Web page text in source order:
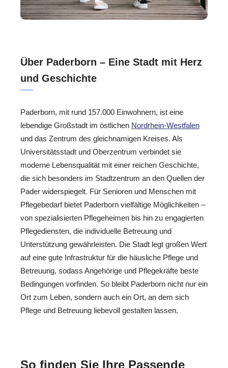
Über Paderborn – Eine Stadt mit Herz
und Geschichte
Paderborn, mit rund 157.000 Einwohnern, ist eine
lebendige Großstadt im östlichen Nordrhein-Westfalen
und das Zentrum des gleichnamigen Kreises. Als
Universitätsstadt und Oberzentrum verbindet sie
moderne Lebensqualität mit einer reichen Geschichte,
die sich besonders im Stadtzentrum an den Quellen der
Pader widerspiegelt. Für Senioren und Menschen mit
Pflegebedarf bietet Paderborn vielfältige Möglichkeiten –
von spezialisierten Pflegeheimen bis hin zu engagierten
Pflegediensten, die individuelle Betreuung und
Unterstützung gewährleisten. Die Stadt legt großen Wert
auf eine gute Infrastruktur für die häusliche Pflege und
Betreuung, sodass Angehörige und Pflegekräfte beste
Bedingungen vorfinden. So bleibt Paderborn nicht nur ein
Ort zum Leben, sondern auch ein Ort, an dem sich
Pflege und Betreuung liebevoll gestalten lassen.
So finden Sie Ihre Passende